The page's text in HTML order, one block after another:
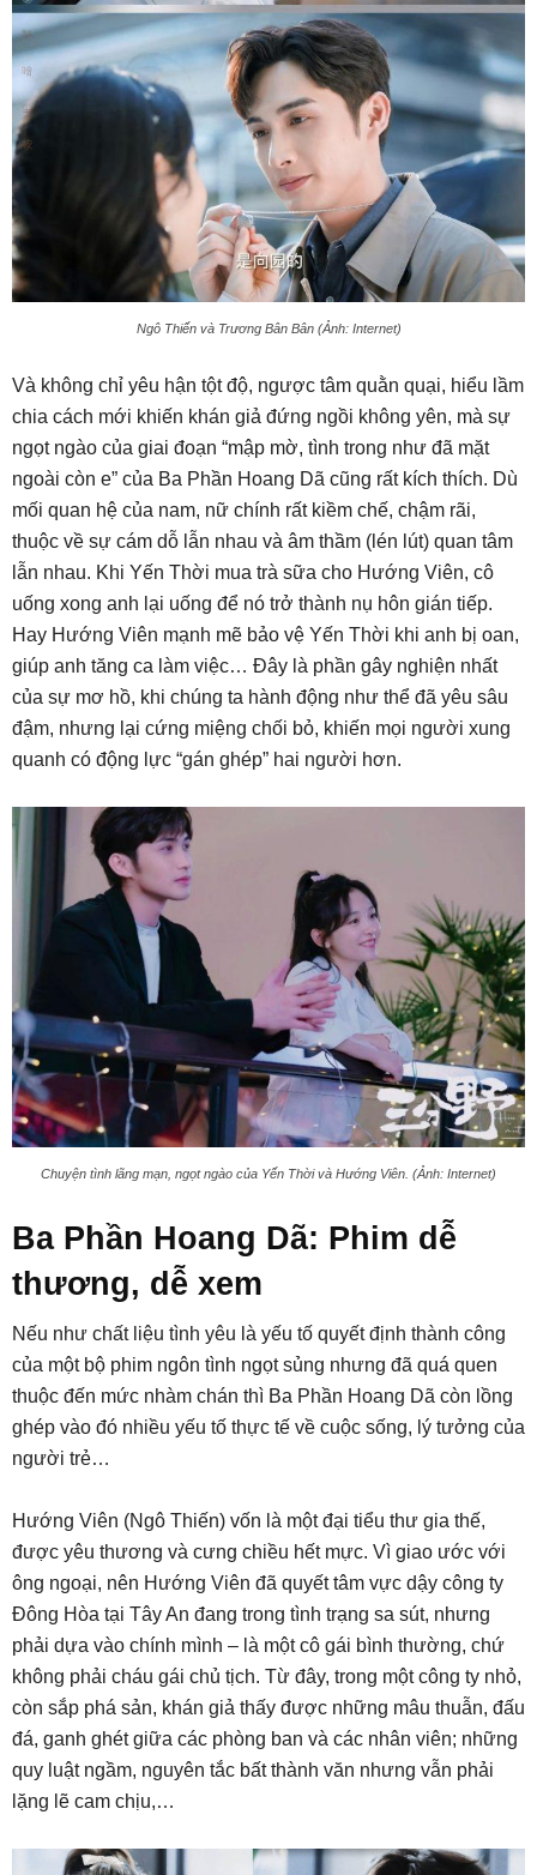
Ngô Thiến và Trương Bân Bân (Ảnh: Internet)
Và không chỉ yêu hận tột độ, ngược tâm quằn quại, hiểu lầm
chia cách mới khiến khán giả đứng ngồi không yên, mà sự
ngọt ngào của giai đoạn “mập mờ, tình trong như đã mặt
ngoài còn e” của Ba Phần Hoang Dã cũng rất kích thích. Dù
mối quan hệ của nam, nữ chính rất kiềm chế, chậm rãi,
thuộc về sự cám dỗ lẫn nhau và âm thầm (lén lút) quan tâm
lẫn nhau. Khi Yến Thời mua trà sữa cho Hướng Viên, cô
uống xong anh lại uống để nó trở thành nụ hôn gián tiếp.
Hay Hướng Viên mạnh mẽ bảo vệ Yến Thời khi anh bị oan,
giúp anh tăng ca làm việc… Đây là phần gây nghiện nhất
của sự mơ hồ, khi chúng ta hành động như thể đã yêu sâu
đậm, nhưng lại cứng miệng chối bỏ, khiến mọi người xung
quanh có động lực “gán ghép” hai người hơn.
Chuyện tình lãng mạn, ngọt ngào của Yến Thời và Hướng Viên. (Ảnh: Internet)
Ba Phần Hoang Dã: Phim dễ
thương, dễ xem
Nếu như chất liệu tình yêu là yếu tố quyết định thành công
của một bộ phim ngôn tình ngọt sủng nhưng đã quá quen
thuộc đến mức nhàm chán thì Ba Phần Hoang Dã còn lồng
ghép vào đó nhiều yếu tố thực tế về cuộc sống, lý tưởng của
người trẻ…
Hướng Viên (Ngô Thiến) vốn là một đại tiểu thư gia thế,
được yêu thương và cưng chiều hết mực. Vì giao ước với
ông ngoại, nên Hướng Viên đã quyết tâm vực dậy công ty
Đông Hòa tại Tây An đang trong tình trạng sa sút, nhưng
phải dựa vào chính mình – là một cô gái bình thường, chứ
không phải cháu gái chủ tịch. Từ đây, trong một công ty nhỏ,
còn sắp phá sản, khán giả thấy được những mâu thuẫn, đấu
đá, ganh ghét giữa các phòng ban và các nhân viên; những
quy luật ngầm, nguyên tắc bất thành văn nhưng vẫn phải
lặng lẽ cam chịu,…